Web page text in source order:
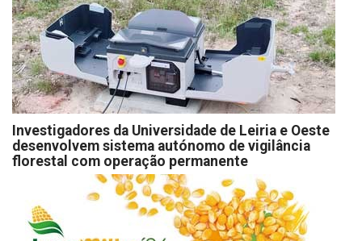
Investigadores da Universidade de Leiria e Oeste
desenvolvem sistema autónomo de vigilância
florestal com operação permanente